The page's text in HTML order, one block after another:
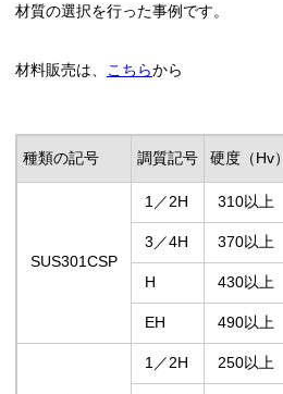
材質の選択を行った事例です。
材料販売は、 こちらから
種類の記号 調質記号 硬度（Hv）
SUS301CSP
1／2H 310以上
3／4H 370以上
H 430以上
EH 490以上
1／2H 250以上